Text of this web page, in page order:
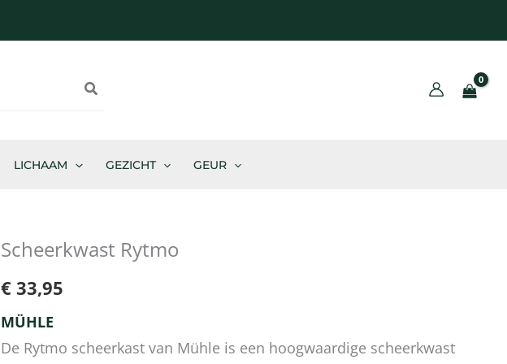
LICHAAM GEZICHT GEUR
Scheerkwast Rytmo
€ 33,95
MÜHLE
De Rytmo scheerkast van Mühle is een hoogwaardige scheerkwast
Scheerkwast
aantal